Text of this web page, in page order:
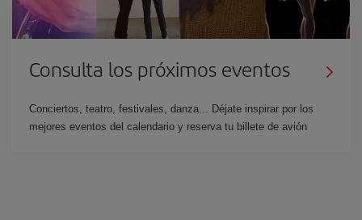
Consulta los próximos eventos
Conciertos, teatro, festivales, danza... Déjate inspirar por los
mejores eventos del calendario y reserva tu billete de avión